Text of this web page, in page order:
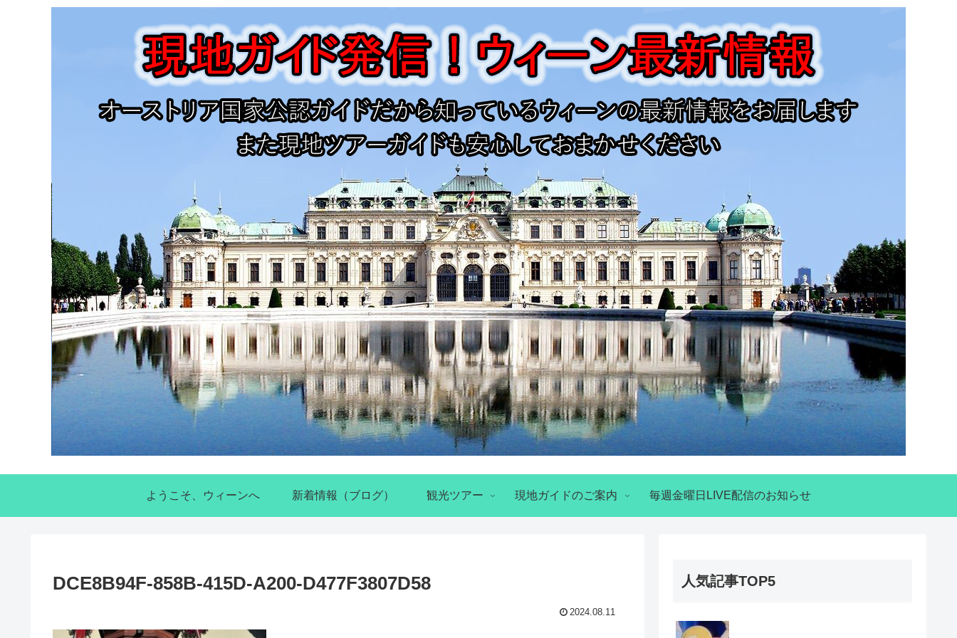
ようこそ、ウィーンへ 新着情報（ブログ） 観光ツアー 現地ガイドのご案内 毎週金曜日LIVE配信のお知らせ
DCE8B94F-858B-415D-A200-D477F3807D58
2024.08.11
人気記事TOP5